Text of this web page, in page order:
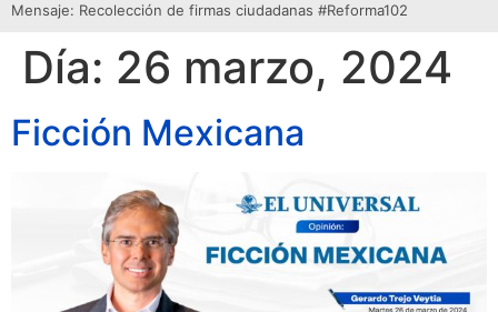
Mensaje: Recolección de firmas ciudadanas #Reforma102
Día: 26 marzo, 2024
Ficción Mexicana